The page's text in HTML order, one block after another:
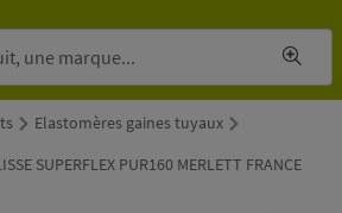
Elastomères gaines tuyaux
SUPERFLEX PUR160 MERLETT FRANCE